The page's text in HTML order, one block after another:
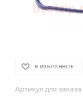
В ИЗБРАННОЕ
Артикул для заказа: